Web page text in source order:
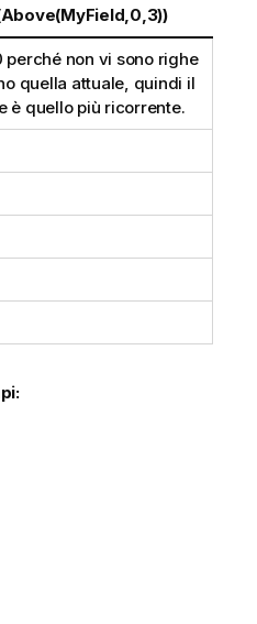
perché non vi sono righe
quella attuale, quindi il
è quello più ricorrente.